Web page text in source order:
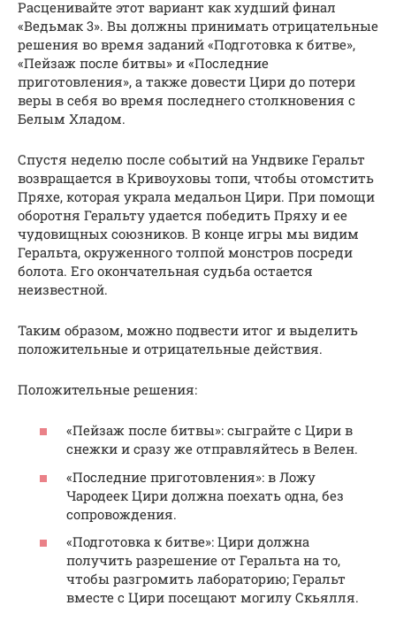
Расценивайте этот вариант как худший финал
«Ведьмак 3». Вы должны принимать отрицательные
решения во время заданий «Подготовка к битве»,
«Пейзаж после битвы» и «Последние
приготовления», а также довести Цири до потери
веры в себя во время последнего столкновения с
Белым Хладом.
Спустя неделю после событий на Ундвике Геральт
возвращается в Кривоуховы топи, чтобы отомстить
Пряхе, которая украла медальон Цири. При помощи
оборотня Геральту удается победить Пряху и ее
чудовищных союзников. В конце игры мы видим
Геральта, окруженного толпой монстров посреди
болота. Его окончательная судьба остается
неизвестной.
Таким образом, можно подвести итог и выделить
положительные и отрицательные действия.
Положительные решения:
«Пейзаж после битвы»: сыграйте с Цири в
снежки и сразу же отправляйтесь в Велен.
«Последние приготовления»: в Ложу
Чародеек Цири должна поехать одна, без
сопровождения.
«Подготовка к битве»: Цири должна
получить разрешение от Геральта на то,
чтобы разгромить лабораторию; Геральт
вместе с Цири посещают могилу Скьялля.